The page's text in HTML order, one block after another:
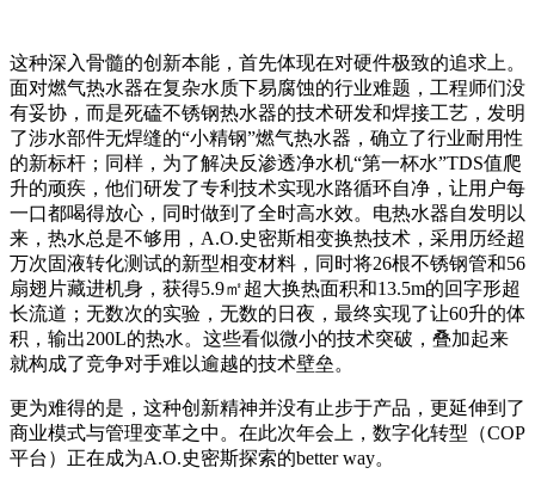
这种深入骨髓的创新本能，首先体现在对硬件极致的追求上。
面对燃气热水器在复杂水质下易腐蚀的行业难题，工程师们没
有妥协，而是死磕不锈钢热水器的技术研发和焊接工艺，发明
了涉水部件无焊缝的“小精钢”燃气热水器，确立了行业耐用性
的新标杆；同样，为了解决反渗透净水机“第一杯水”TDS值爬
升的顽疾，他们研发了专利技术实现水路循环自净，让用户每
一口都喝得放心，同时做到了全时高水效。电热水器自发明以
来，热水总是不够用，A.O.史密斯相变换热技术，采用历经超
万次固液转化测试的新型相变材料，同时将26根不锈钢管和56
扇翅片藏进机身，获得5.9㎡超大换热面积和13.5m的回字形超
长流道；无数次的实验，无数的日夜，最终实现了让60升的体
积，输出200L的热水。这些看似微小的技术突破，叠加起来
就构成了竞争对手难以逾越的技术壁垒。
更为难得的是，这种创新精神并没有止步于产品，更延伸到了
商业模式与管理变革之中。在此次年会上，数字化转型（COP
平台）正在成为A.O.史密斯探索的better way。